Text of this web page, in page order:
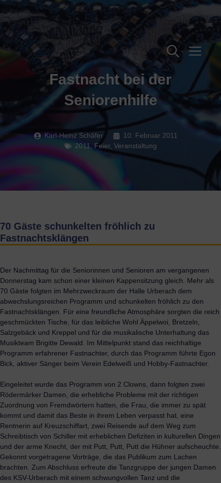
Inhalt
Fastnacht bei der
Seniorenhilfe
Karl-Heinz Schäfer
10. Februar 2011
2011
Feier, Veranstaltung
70 Gäste schunkelten fröhlich zu
Fastnachtsklängen
Der Nachmittag für die Seniorinnen und Senioren am vergangenen
Donnerstag kam schon einer kleinen Kappensitzung gleich. Mehr als
70 Gäste folgten im Mehrzweckraum der Halle Urberach dem
abwechslungsreichen Programm und schunkelten fröhlich zu den
Fastnachtsklängen. Für eine freundliche Atmosphäre sorgten die reich
geschmückten Tische, für das leibliche Wohl Äppelwoi, Bretzeln,
Salzgebäck und Kreppel und für die musikalische Unterhaltung das
Musikteam Brigitte Dewald. Im Mittelpunkt stand das reichhaltige
Programm erfahrener Fastnachter, durch das Programm führte Egon
Bick, aktiver Sänger beim Verein Edelweiß und Hobby-Fastnachter.
Eingeleitet wurde das Programm von 2 Clowns, dann folgten zwei
Rödermärker Damen, die erhebliche Probleme mit der richtigen
Zuordnung von Fremdwörtern hatten, die Frau, die immer zu spät
kommt und damit das Beste in ihrem Leben verpasst hat, eine
Rentnerin auf Kreuzschiffart, zwei Reisende auf dem Weg zum
Schreibtisch von Schiller mit erheblichen Defiziten in kulturellen Dingen
und der arme Knecht, der mit Putt, Putt, Putt die Hühner aufscheuchte.
Gekonnt vorgetragene Vorträge, die das Publikum zum Lachen
brachten. Zum Abschluss erfreute die Tanzgruppe der jungen Damen
des KSV-Urberach mit einem schwungvollen Tanz und die